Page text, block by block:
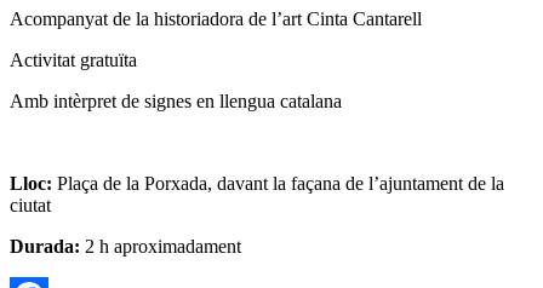
Acompanyat de la historiadora de l’art Cinta Cantarell
Activitat gratuïta
Amb intèrpret de signes en llengua catalana
Lloc: Plaça de la Porxada, davant la façana de l’ajuntament de la
ciutat
Durada: 2 h aproximadament